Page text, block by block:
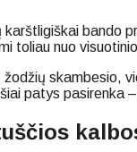
karštligiškai bando
toliau nuo
skambesio,
patys pasirenka